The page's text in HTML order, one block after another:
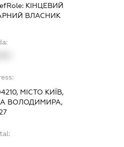
КІНЦЕВИЙ
ВЛАСНИК
МІСТО КИЇВ,
ВОЛОДИМИРА,